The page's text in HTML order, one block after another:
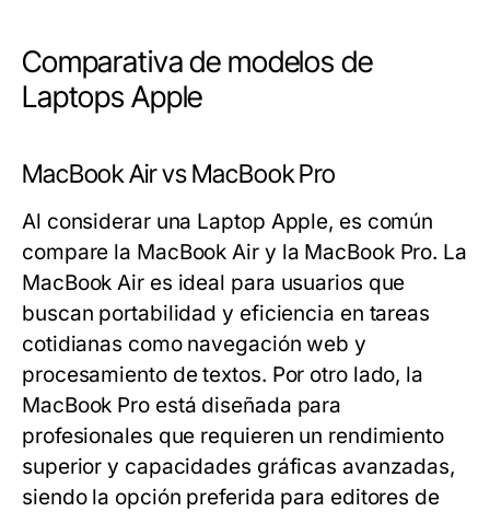
Comparativa de modelos de
Laptops Apple
MacBook Air vs MacBook Pro
Al considerar una Laptop Apple, es común
compare la MacBook Air y la MacBook Pro. La
MacBook Air es ideal para usuarios que
buscan portabilidad y eficiencia en tareas
cotidianas como navegación web y
procesamiento de textos. Por otro lado, la
MacBook Pro está diseñada para
profesionales que requieren un rendimiento
superior y capacidades gráficas avanzadas,
siendo la opción preferida para editores de